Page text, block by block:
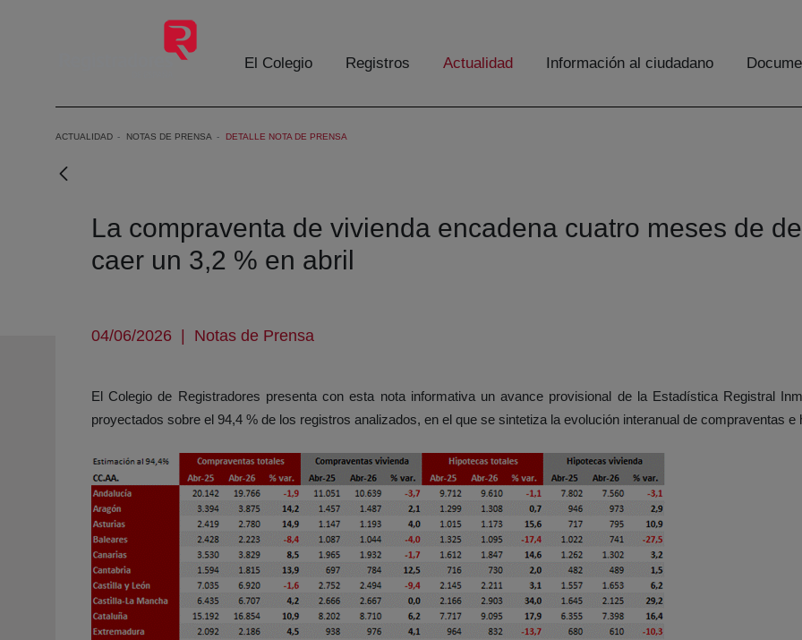
Saltar al contenido principal
El Colegio Registros Actualidad Información al ciudadano
ACTUALIDAD NOTAS DE PRENSA DETALLE NOTA DE PRENSA
La compraventa de vivienda encadena cuatro meses de
caer un 3,2 % en abril
04/06/2026 | Notas de Prensa
El Colegio de Registradores presenta con esta nota informativa un avance provisional de la Estadística Registral
proyectados sobre el 94,4 % de los registros analizados, en el que se sintetiza la evolución interanual de compraventas e